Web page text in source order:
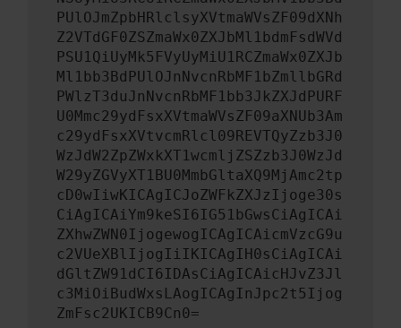
PUlOJmZpbHRlclsyXVtmaWVsZF09dXNh
Z2VTdGF0ZSZmaWx0ZXJbMl1bdmFsdWVd
PSU1QiUyMk5FVyUyMiU1RCZmaWx0ZXJb
Ml1bb3BdPUlOJnNvcnRbMF1bZmllbGRd
PWlzT3duJnNvcnRbMF1bb3JkZXJdPURF
U0Mmc29ydFsxXVtmaWVsZF09aXNUb3Am
c29ydFsxXVtvcmRlcl09REVTQyZzb3J0
WzJdW2ZpZWxkXT1wcmljZSZzb3J0WzJd
W29yZGVyXT1BU0MmbGltaXQ9MjAmc2tp
cD0wIiwKICAgICJoZWFkZXJzIjoge30s
CiAgICAiYm9keSI6IG51bGwsCiAgICAi
ZXhwZWN0IjogewogICAgICAicmVzcG9u
c2VUeXBlIjogIiIKICAgIH0sCiAgICAi
dGltZW91dCI6IDAsCiAgICAicHJvZ3Jl
c3MiOiBudWxsLAogICAgInJpc2t5Ijog
ZmFsc2UKICB9Cn0=